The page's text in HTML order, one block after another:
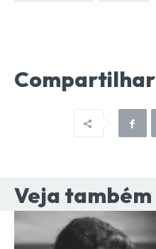
Compartilhar
Veja também